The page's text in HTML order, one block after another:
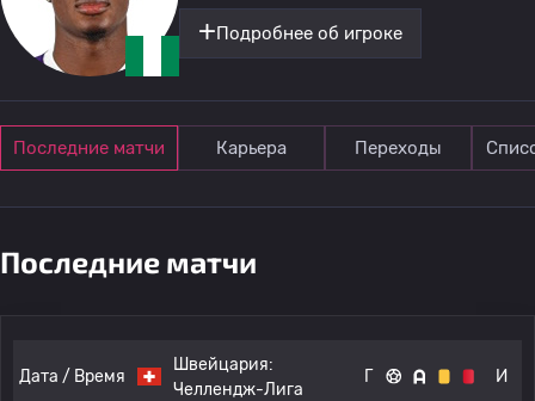
Подробнее об игроке
Последние матчи Карьера Переходы
Последние матчи
Дата / Время
Швейцария:
Челлендж-Лига
Г И